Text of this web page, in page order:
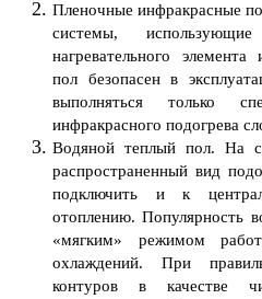
Пленочные инфракрасные
системы,
нагревательного
пол безопасен в
выполняться только
инфракрасного подогрева
Водяной теплый пол. На
распространенный вид
подключить и к
отоплению. Популярность
«мягким» режимом
охлаждений. При
контуров в качестве